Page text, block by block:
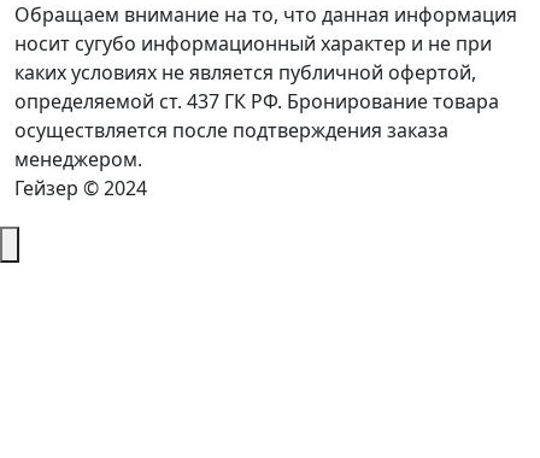
Обращаем внимание на то, что данная информация
носит сугубо информационный характер и не при
каких условиях не является публичной офертой,
определяемой ст. 437 ГК РФ. Бронирование товара
осуществляется после подтверждения заказа
менеджером.
Гейзер © 2024